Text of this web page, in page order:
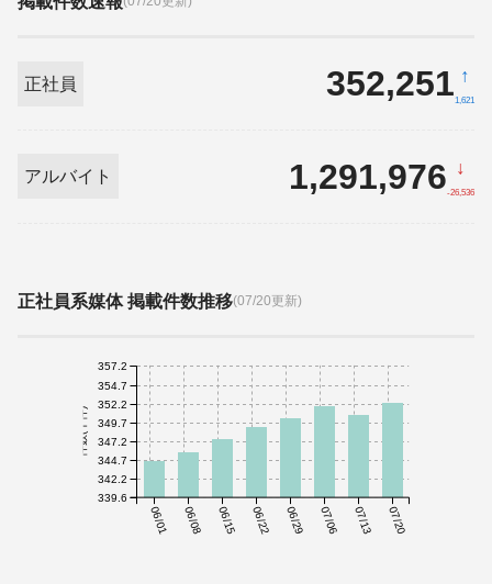
正社員 352,251 ↑
1,621
アルバイト 1,291,976 ↓
-26,536
正社員系媒体 掲載件数推移(07/20更新)
06/01 06/08 06/15 06/22 06/29 07/06 07/13 07/20
件数(千件)
339.6
342.2
344.7
347.2
349.7
352.2
354.7
357.2